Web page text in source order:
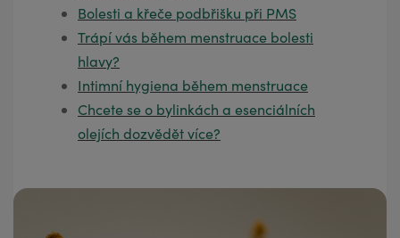
Bolesti a křeče podbřišku při PMS
Trápí vás během menstruace bolesti
hlavy?
Intimní hygiena během menstruace
Chcete se o bylinkách a esenciálních
olejích dozvědět více?